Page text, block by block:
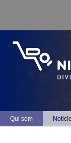
Main menu
Qui som